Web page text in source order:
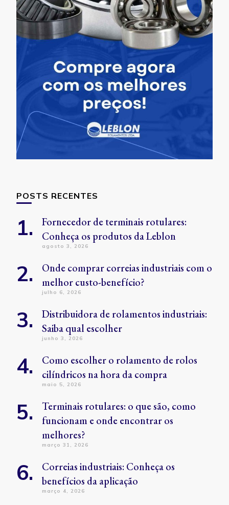
POSTS RECENTES
Fornecedor de terminais rotulares:
Conheça os produtos da Leblon
agosto 3, 2026
Onde comprar correias industriais com o
melhor custo-benefício?
julho 6, 2026
Distribuidora de rolamentos industriais:
Saiba qual escolher
junho 3, 2026
Como escolher o rolamento de rolos
cilíndricos na hora da compra
maio 5, 2026
Terminais rotulares: o que são, como
funcionam e onde encontrar os
melhores?
março 31, 2026
Correias industriais: Conheça os
benefícios da aplicação
março 4, 2026